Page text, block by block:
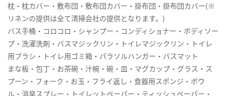
枕・枕カバー・敷布団・敷布団カバー・掛布団・掛布団カバー(※
リネンの提供は全て清掃会社の提供となります。)
バス手桶・コロコロ・シャンプー・コンディショナー・ボディソー
プ・洗濯洗剤・バスマジックリン・トイレマジックリン・トイレ
用ブラシ・トイレ用ゴミ箱・パラソルハンガー・バスマット
まな板・包丁・お茶碗・汁椀・碗・皿・マグカップ・グラス・ス
プーン・フォーク・お玉・フライ返し・食器用スポンジ・ボウ
ル・消臭スプレー・トイレットペーパー・ティッシュペーパー・